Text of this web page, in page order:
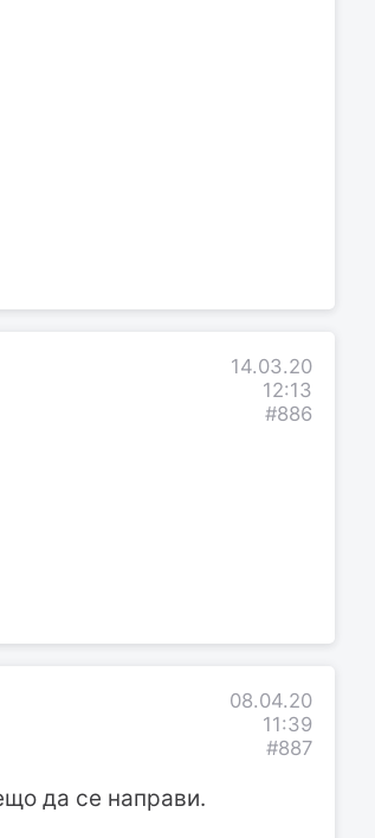
14.03.20
12:13
#886
08.04.20
11:39
#887
да се направи.